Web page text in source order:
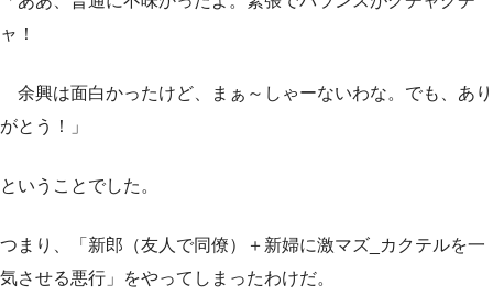
ャ！
余興は面白かったけど、まぁ～しゃーないわな。でも、あり
がとう！」
ということでした。
つまり、「新郎（友人で同僚）＋新婦に激マズ_カクテルを一
気させる悪行」をやってしまったわけだ。